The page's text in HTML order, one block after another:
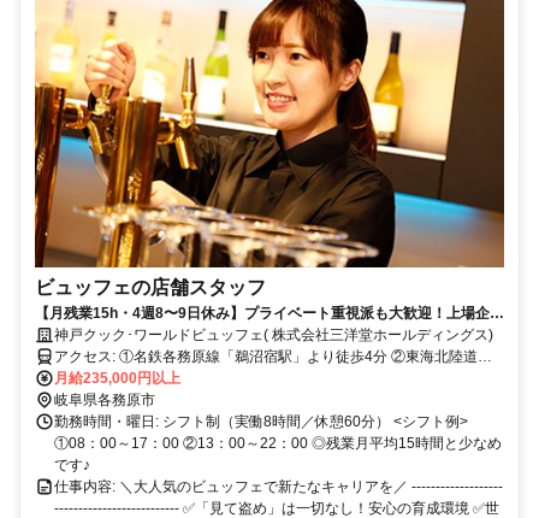
ビュッフェの店舗スタッフ
【月残業15h・4週8〜9日休み】プライベート重視派も大歓迎！上場企業
ならではの手厚い福利厚生！
神戸クック･ワールドビュッフェ( 株式会社三洋堂ホールディングス)
アクセス: ①名鉄各務原線「鵜沼宿駅」より徒歩4分 ②東海北陸道
「各務原IC」より車で19分 ◎マイカー通勤OK ◎大きな無料駐車場完
備！
月給235,000円以上
岐阜県各務原市
勤務時間・曜日: シフト制（実働8時間／休憩60分） <シフト例>
①08：00～17：00 ②13：00～22：00 ◎残業月平均15時間と少なめ
です♪
仕事内容: ＼大人気のビュッフェで新たなキャリアを／ -------------------
-------------------------- ✅「見て盗め」は一切なし！安心の育成環境 ✅世